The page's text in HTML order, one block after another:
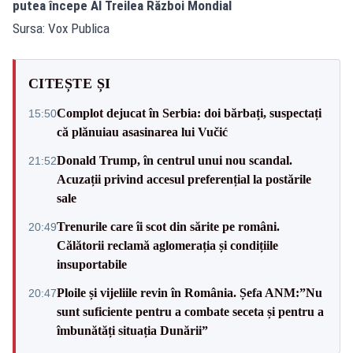
putea începe Al Treilea Război Mondial
Sursa: Vox Publica
CITEȘTE ȘI
15:50Complot dejucat în Serbia: doi bărbați, suspectați
că plănuiau asasinarea lui Vučić
21:52Donald Trump, în centrul unui nou scandal.
Acuzații privind accesul preferențial la postările
sale
20:49Trenurile care îi scot din sărite pe români.
Călătorii reclamă aglomerația și condițiile
insuportabile
20:47Ploile și vijeliile revin în România. Șefa ANM:”Nu
sunt suficiente pentru a combate seceta și pentru a
îmbunătăți situația Dunării”